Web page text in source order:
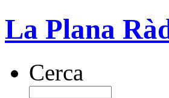
La Plana
Cerca